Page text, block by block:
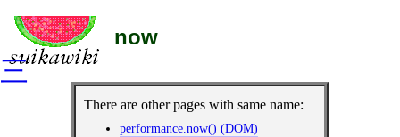
now
There are other pages with same name:
performance.now() (DOM)
三